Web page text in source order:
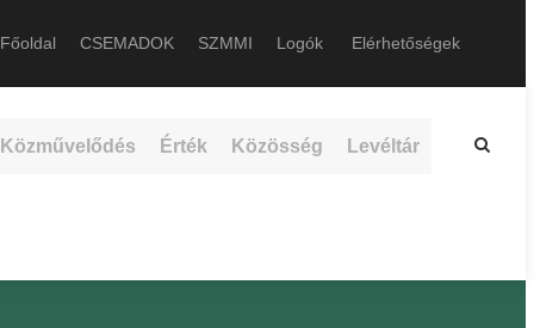
Főoldal CSEMADOK SZMMI Logók Elérhetőségek
Közművelődés Érték Közösség Levéltár